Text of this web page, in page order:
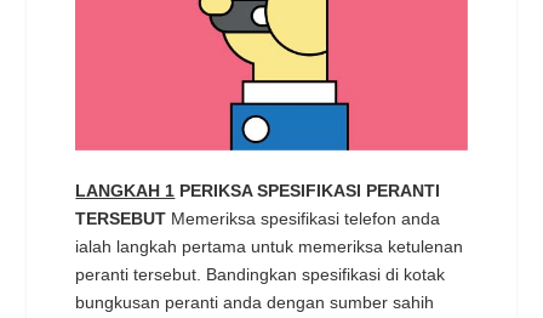
LANGKAH 1 PERIKSA SPESIFIKASI PERANTI
TERSEBUT Memeriksa spesifikasi telefon anda
ialah langkah pertama untuk memeriksa ketulenan
peranti tersebut. Bandingkan spesifikasi di kotak
bungkusan peranti anda dengan sumber sahih